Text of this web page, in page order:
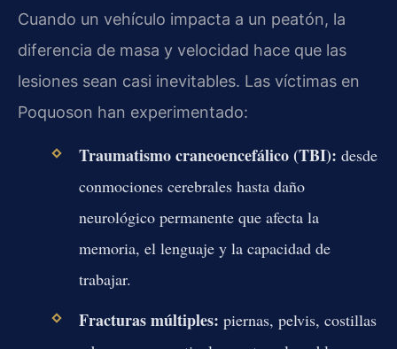
Cuando un vehículo impacta a un peatón, la
diferencia de masa y velocidad hace que las
lesiones sean casi inevitables. Las víctimas en
Poquoson han experimentado:
Traumatismo craneoencefálico (TBI): desde
conmociones cerebrales hasta daño
neurológico permanente que afecta la
memoria, el lenguaje y la capacidad de
trabajar.
Fracturas múltiples: piernas, pelvis, costillas